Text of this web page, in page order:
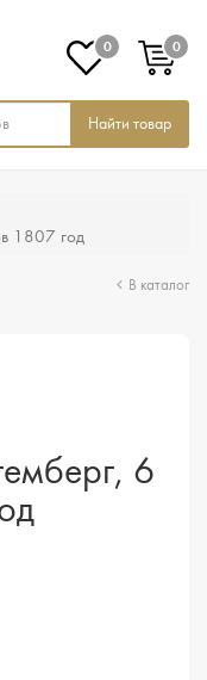
Найти товар
0 0
1807 год
В каталог
6